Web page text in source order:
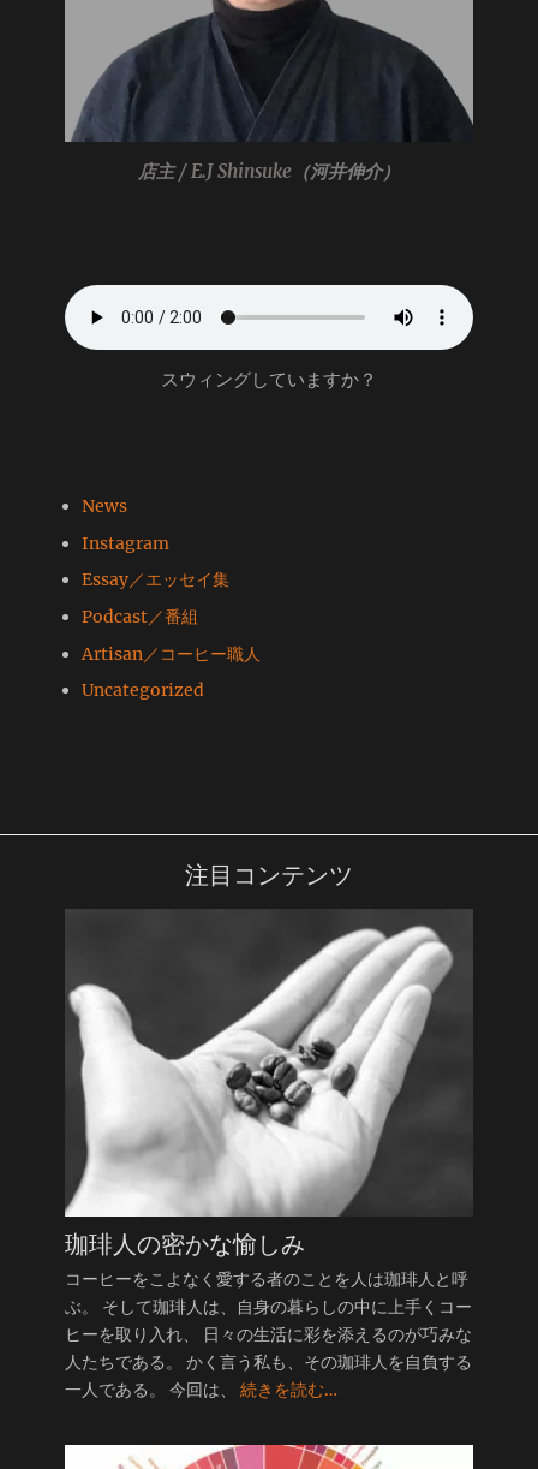
店主 / E.J Shinsuke （河井伸介）
スウィングしていますか？
News
Instagram
Essay／エッセイ集
Podcast／番組
Artisan／コーヒー職人
Uncategorized
注目コンテンツ
珈琲人の密かな愉しみ
コーヒーをこよなく愛する者のことを人は珈琲人と呼
ぶ。 そして珈琲人は、自身の暮らしの中に上手くコー
ヒーを取り入れ、 日々の生活に彩を添えるのが巧みな
人たちである。 かく言う私も、その珈琲人を自負する
一人である。 今回は、 続きを読む…